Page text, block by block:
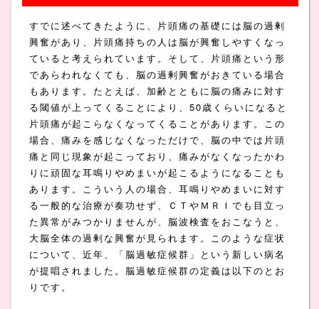
すでに述べてきたように、片頭痛の基礎には脳の過剰
興奮があり、片頭痛持ちの人は脳が興奮しやすくなっ
ていると考えられています。そして、片頭痛という形
であらわれなくても、脳の過剰興奮がおきている場合
もあります。たとえば、加齢とともに脳の痛みに対す
る閾値が上ってくることにより、50歳くらいになると
片頭痛が起こらなくなってくることがあります。この
場合、痛みを感じなくなっただけで、脳の中では片頭
痛と同じ現象が起こっており、痛みがなくなったかわ
りに頑固な耳鳴りやめまいが起こるようになることも
あります。こういう人の場合、耳鳴りやめまいに対す
る一般的な治療が奏功せず、ＣＴやＭＲＩでも目立っ
た異常がみつかりませんが、脳波検査をおこなうと、
大脳全体の過剰な興奮が見られます。このような症状
について、近年、「脳過敏症候群」という新しい病名
が提唱されました。脳過敏症候群の定義は以下のとお
りです。